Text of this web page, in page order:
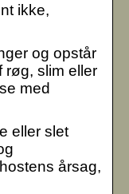
ikke,
og opstår
røg, slim eller
med
eller slet
årsag,